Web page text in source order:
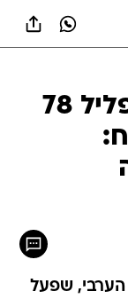
עבריין שהפך לסוכן הפליל 78
הערבי, שפעל